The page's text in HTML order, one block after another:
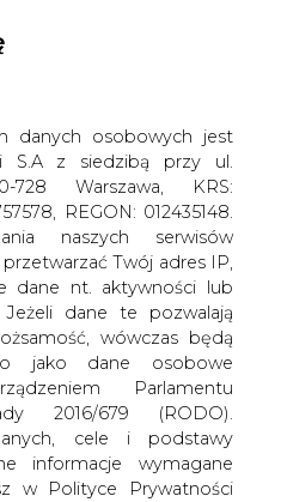
TEKSTU A A
ZALOGUJ SIĘ
danych osobowych jest
S.A z siedzibą przy ul.
Warszawa, KRS:
REGON: 012435148.
naszych serwisów
Twój adres IP,
dane nt. aktywności lub
dane te pozwalają
wówczas będą
jako dane osobowe
Parlamentu
2016/679 (RODO).
cele i podstawy
informacje wymagane
w Polityce Prywatności